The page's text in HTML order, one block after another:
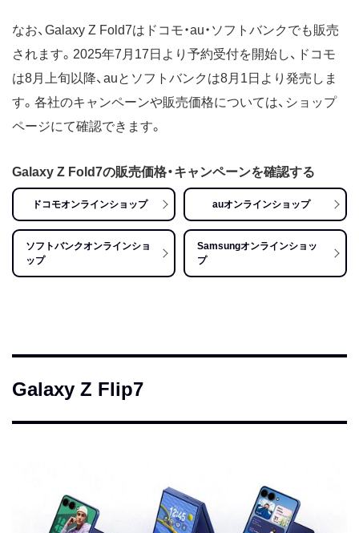
なお、Galaxy Z Fold7はドコモ・au・ソフトバンクでも販売
されます。2025年7月17日より予約受付を開始し、ドコモ
は8月上旬以降、auとソフトバンクは8月1日より発売しま
す。各社のキャンペーンや販売価格については、ショップ
ページにて確認できます。
Galaxy Z Fold7の販売価格・キャンペーンを確認する
ドコモオンラインショップ auオンラインショップ
ソフトバンクオンラインショ
ップ
Samsungオンラインショッ
プ
Galaxy Z Flip7